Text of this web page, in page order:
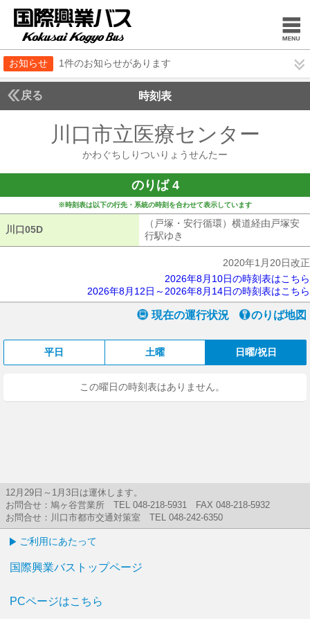
お知らせ 1件のお知らせがあります
戻る 時刻表
川口市立医療センター
かわぐちしりついりょうせんたー
のりば 4
※時刻表は以下の行先・系統の時刻を合わせて表示しています
川口05D
（戸塚・安行循環）横道経由戸塚安
行駅ゆき
2020年1月20日改正
2026年8月10日の時刻表はこちら
2026年8月12日～2026年8月14日の時刻表はこちら
現在の運行状況 のりば地図
平日 土曜 日曜/祝日
この曜日の時刻表はありません。
12月29日～1月3日は運休します。
お問合せ：鳩ヶ谷営業所 TEL 048-218-5931 FAX 048-218-5932
お問合せ：川口市都市交通対策室 TEL 048-242-6350
ご利用にあたって
国際興業バストップページ
PCページはこちら